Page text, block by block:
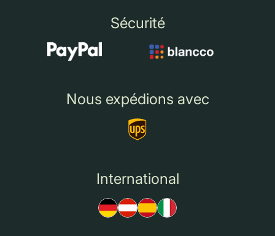
Sécurité
Nous expédions avec
International